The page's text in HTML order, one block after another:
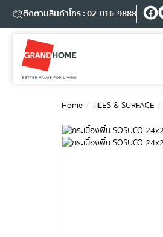
ติดตามสินค้าโทร : 02-016-9888
Home TILES & SURFACE